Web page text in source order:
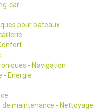
car
pour bateaux
- Navigation
- Energie
de maintenance - Nettoyage